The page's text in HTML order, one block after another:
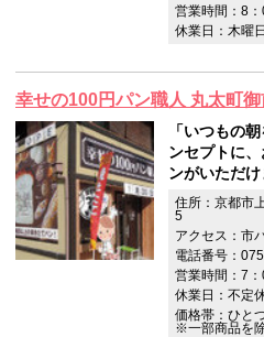
営業時間：8
休業日：木曜日
幸せの100円パン職人 丸太町
「いつもの
ンセプトに
ンがいただけ
住所：京都市
5
アクセス：市
電話番号：
営業時間：7：
休業日：不定
価格帯：ひと
※一部商品を